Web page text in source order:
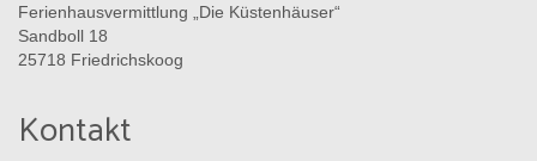
Ferienhausvermittlung „Die Küstenhäuser“
Sandboll 18
25718 Friedrichskoog
Kontakt